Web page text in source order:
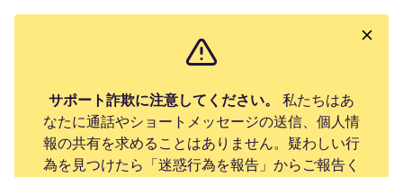
サポート詐欺に注意してください。
私たちはあ
なたに通話やショートメッセージの送信、個人情
報の共有を求めることはありません。疑わしい行
為を見つけたら「迷惑行為を報告」からご報告く